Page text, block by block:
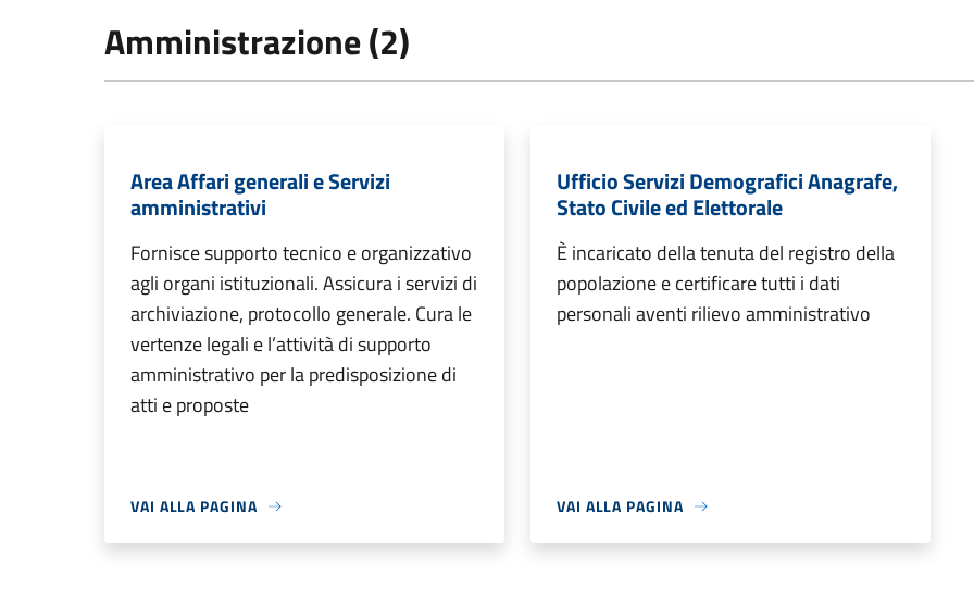
Amministrazione (2)
Area Affari generali e Servizi
amministrativi
Fornisce supporto tecnico e organizzativo
agli organi istituzionali. Assicura i servizi di
archiviazione, protocollo generale. Cura le
vertenze legali e l’attività di supporto
amministrativo per la predisposizione di
atti e proposte
VAI ALLA PAGINA
Ufficio Servizi Demografici Anagrafe,
Stato Civile ed Elettorale
È incaricato della tenuta del registro della
popolazione e certificare tutti i dati
personali aventi rilievo amministrativo
VAI ALLA PAGINA